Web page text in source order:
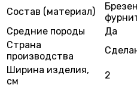
Состав (материал)
Средние породы
Да
Страна
производства
Ширина изделия,
см
2